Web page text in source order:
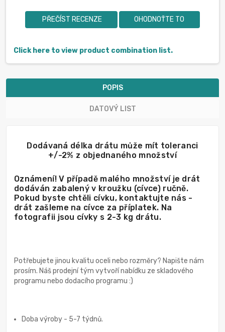
PŘEČÍST RECENZE OHODNOŤTE TO
Click here to view product combination list.
POPIS
DATOVÝ LIST
Dodávaná délka drátu může mít toleranci
+/-2% z objednaného množství
Oznámení! V případě malého množství je drát
dodáván zabalený v kroužku (cívce) ručně.
Pokud byste chtěli cívku, kontaktujte nás -
drát zašleme na cívce za příplatek. Na
fotografii jsou cívky s 2-3 kg drátu.
Potřebujete jinou kvalitu oceli nebo rozměry? Napište nám
prosím. Náš prodejní tým vytvoří nabídku ze skladového
programu nebo dodacího programu :)
Doba výroby - 5-7 týdnů.